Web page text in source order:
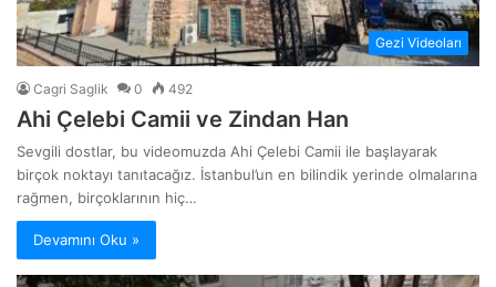
Gezi Videoları
Cagri Saglik 0 492
Ahi Çelebi Camii ve Zindan Han
Sevgili dostlar, bu videomuzda Ahi Çelebi Camii ile başlayarak
birçok noktayı tanıtacağız. İstanbul’un en bilindik yerinde olmalarına
rağmen, birçoklarının hiç…
Devamını Oku »